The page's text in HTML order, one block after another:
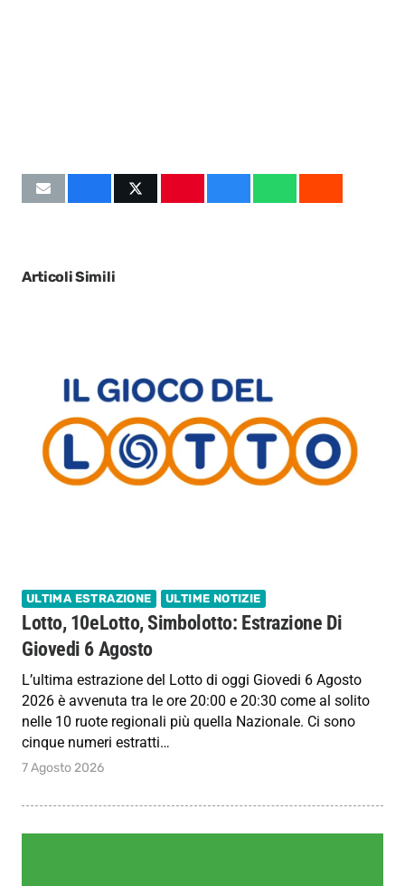
Articoli Simili
ULTIMA ESTRAZIONE ULTIME NOTIZIE
Lotto, 10eLotto, Simbolotto: Estrazione Di
Giovedi 6 Agosto
L’ultima estrazione del Lotto di oggi Giovedi 6 Agosto
2026 è avvenuta tra le ore 20:00 e 20:30 come al solito
nelle 10 ruote regionali più quella Nazionale. Ci sono
cinque numeri estratti…
7 Agosto 2026